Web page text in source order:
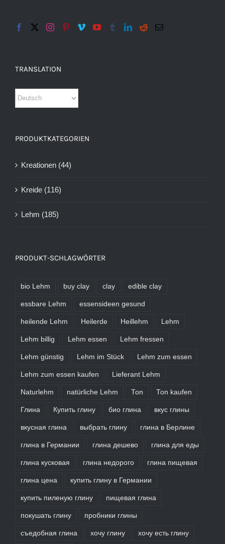
TRANSLATION
PRODUKTKATEGORIEN
Kreationen (44)
Kreide (116)
Lehm (185)
PRODUKT-SCHLAGWÖRTER
bio Lehm buy clay clay edible clay
essbare Lehm essensideen gesund
heilende Lehm Heilerde Heillehm Lehm
Lehm billig Lehm essen Lehm fressen
Lehm günstig Lehm im Stück Lehm zum essen
Lehm zum essen kaufen Lieferant Lehm
Naturlehm natürliche Lehm Ton Ton kaufen
Глина Купить глину био глина вкус глины
вкусная глина выбрать глину глина в Берлине
глина в Германии глина дешево глина для еды
глина кусковая глина недорого глина пищевая
глина цена купить глину в Германии
купить пиленую глину пищевая глина
покушать глину пробники глины
съедобная глина хочу глину хочу есть глину